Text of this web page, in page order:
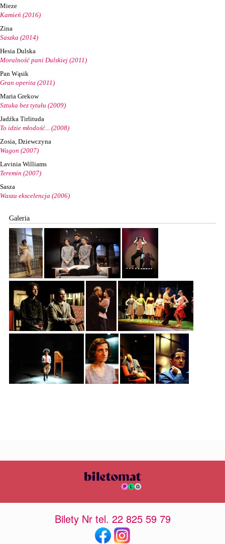
Mieze
Kamień (2016)
Zina
Saszka (2014)
Hesia Dulska
Moralność pani Dulskiej (2011)
Pan Wąsik
Gran operita (2011)
Maria Grekow
Sztuka bez tytułu (2009)
Jadźka Tirlituda
To idzie młodość... (2008)
Zosia, Dziewczyna
Wagon (2007)
Lavinia Williams
Teremin (2007)
Sasza
Wasza ekscelencja (2006)
Galeria
Bilety Nr tel. 22 825 59 79